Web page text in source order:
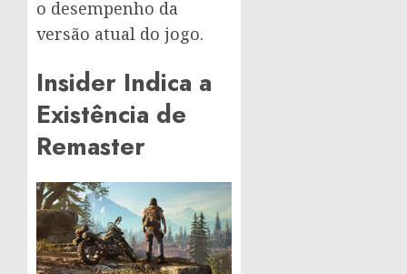
o desempenho da
versão atual do jogo.
Insider Indica a
Existência de
Remaster